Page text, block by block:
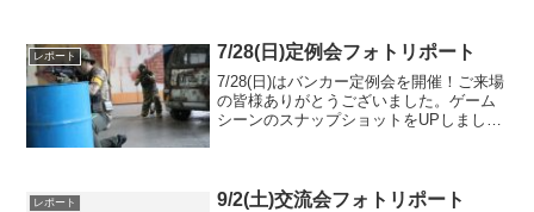
アルバムをみる
レポート 7/28(日)定例会フォトリポート
7/28(日)はバンカー定例会を開催！ご来場
の皆様ありがとうございました。ゲーム
シーンのスナップショットをUPしました
レポート 9/2(土)交流会フォトリポート